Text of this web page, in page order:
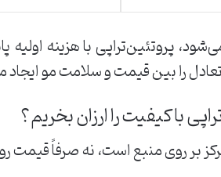
پروتئین‌تراپی با هزینه اولیه
را بین قیمت و سلامت مو
با کیفیت را ارزان بخریم؟
بر روی منبع است، نه صرفاً